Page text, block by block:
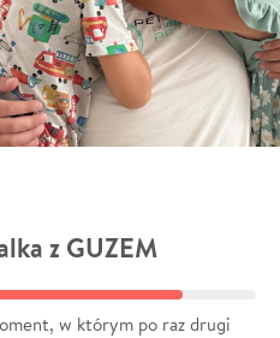
z GUZEM
w którym po raz drugi